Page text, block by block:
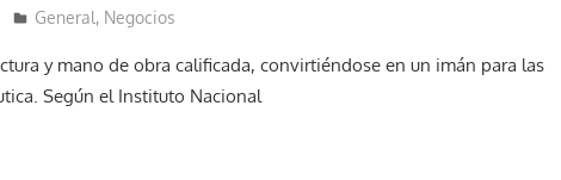
General, Negocios
y mano de obra calificada, convirtiéndose en un imán para las
Según el Instituto Nacional